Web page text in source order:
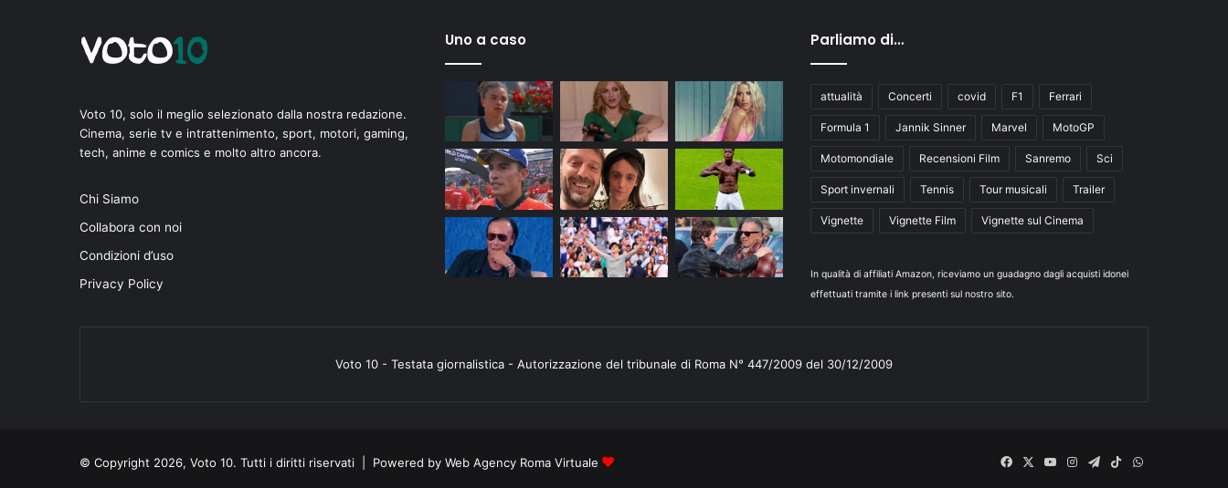
Voto 10, solo il meglio selezionato dalla nostra redazione.
Cinema, serie tv e intrattenimento, sport, motori, gaming,
tech, anime e comics e molto altro ancora.
Chi Siamo
Collabora con noi
Condizioni d’uso
Privacy Policy
Uno a caso Parliamo di…
attualità Concerti covid F1 Ferrari
Formula 1 Jannik Sinner Marvel MotoGP
Motomondiale Recensioni Film Sanremo Sci
Sport invernali Tennis Tour musicali Trailer
Vignette Vignette Film Vignette sul Cinema
In qualità di affiliati Amazon, riceviamo un guadagno dagli acquisti idonei
effettuati tramite i link presenti sul nostro sito.
Voto 10 - Testata giornalistica - Autorizzazione del tribunale di Roma N° 447/2009 del 30/12/2009
© Copyright 2026, Voto 10. Tutti i diritti riservati | Powered by Web Agency Roma Virtuale Facebook
X
YouInstagram
Telegram
TikTokWhatsApp